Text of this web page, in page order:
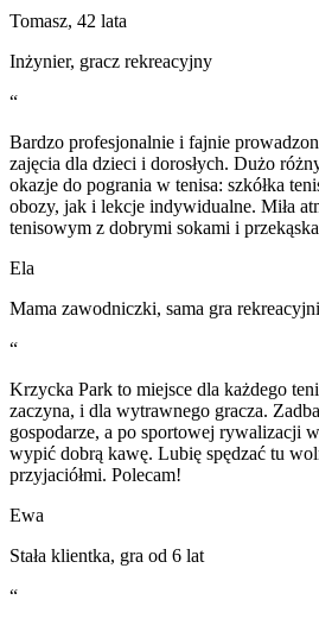
Tomasz, 42 lata
Inżynier, gracz rekreacyjny
“
Bardzo profesjonalnie i fajnie
zajęcia dla dzieci i dorosłych. Dużo
okazje do pogrania w tenisa: szkółka
obozy, jak i lekcje indywidualne. Miła
tenisowym z dobrymi sokami i
Ela
Mama zawodniczki, sama gra
“
Krzycka Park to miejsce dla każdego
zaczyna, i dla wytrawnego gracza.
gospodarze, a po sportowej rywalizacji
wypić dobrą kawę. Lubię spędzać tu
przyjaciółmi. Polecam!
Ewa
Stała klientka, gra od 6 lat
“